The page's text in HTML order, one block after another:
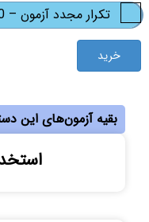
تکرار مجدد آزمون –
خرید
بقیه آزمون‌های این